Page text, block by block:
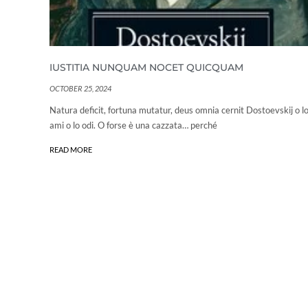
IUSTITIA NUNQUAM NOCET QUICQUAM
OCTOBER 25, 2024
Natura deficit, fortuna mutatur, deus omnia cernit Dostoevskij o lo
ami o lo odi. O forse è una cazzata… perché
READ MORE